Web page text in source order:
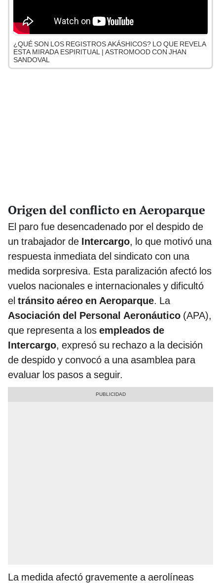
¿QUÉ SON LOS REGISTROS AKÁSHICOS? LO QUE REVELA
ESTA MIRADA ESPIRITUAL | ASTROMOOD CON JHAN
SANDOVAL
Origen del conflicto en Aeroparque
El paro fue desencadenado por el despido de
un trabajador de Intercargo, lo que motivó una
respuesta inmediata del sindicato con una
medida sorpresiva. Esta paralización afectó los
vuelos nacionales e internacionales y dificultó
el tránsito aéreo en Aeroparque. La
Asociación del Personal Aeronáutico (APA),
que representa a los empleados de
Intercargo, expresó su rechazo a la decisión
de despido y convocó a una asamblea para
evaluar los pasos a seguir.
La medida afectó gravemente a aerolíneas